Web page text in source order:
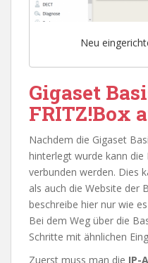
Neu
Gigaset
FRITZ!Box
Nachdem die Gigaset
hinterlegt wurde kann die
verbunden werden. Dies
als auch die Website der
beschreibe hier nur wie
Bei dem Weg über die
Schritte mit ähnlichen
Zuerst muss man die IP-